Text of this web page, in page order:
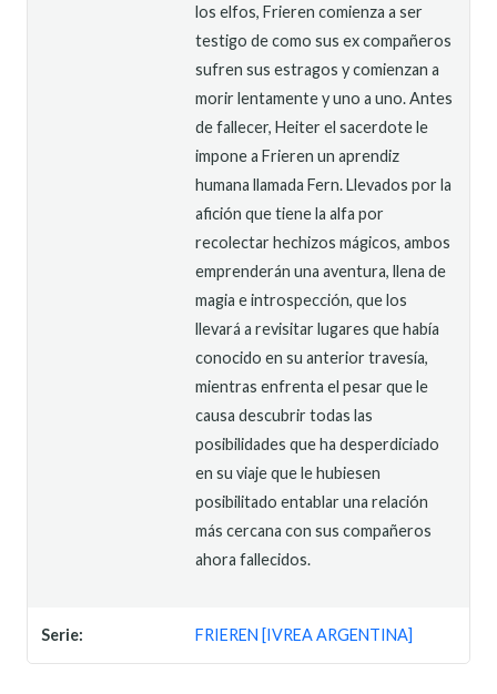
los elfos, Frieren comienza a ser
testigo de como sus ex compañeros
sufren sus estragos y comienzan a
morir lentamente y uno a uno. Antes
de fallecer, Heiter el sacerdote le
impone a Frieren un aprendiz
humana llamada Fern. Llevados por la
afición que tiene la alfa por
recolectar hechizos mágicos, ambos
emprenderán una aventura, llena de
magia e introspección, que los
llevará a revisitar lugares que había
conocido en su anterior travesía,
mientras enfrenta el pesar que le
causa descubrir todas las
posibilidades que ha desperdiciado
en su viaje que le hubiesen
posibilitado entablar una relación
más cercana con sus compañeros
ahora fallecidos.
Serie: FRIEREN [IVREA ARGENTINA]